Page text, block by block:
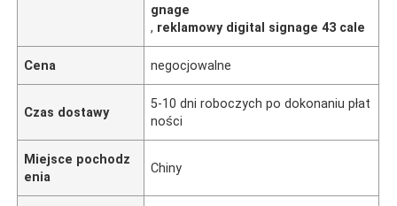
gnage
, reklamowy digital signage 43 cale
Cena negocjowalne
Czas dostawy
5-10 dni roboczych po dokonaniu płat
ności
Miejsce pochodz
enia
Chiny